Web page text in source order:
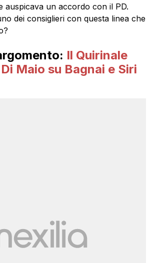
auspicava un accordo con il PD.
dei consiglieri con questa linea che
Il Quirinale
Maio su Bagnai e Siri